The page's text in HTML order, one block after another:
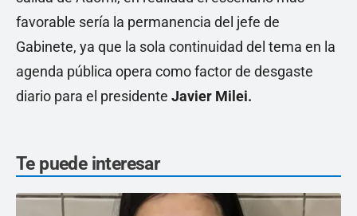
favorable sería la permanencia del jefe de
Gabinete, ya que la sola continuidad del tema en la
agenda pública opera como factor de desgaste
diario para el presidente Javier Milei.
Te puede interesar